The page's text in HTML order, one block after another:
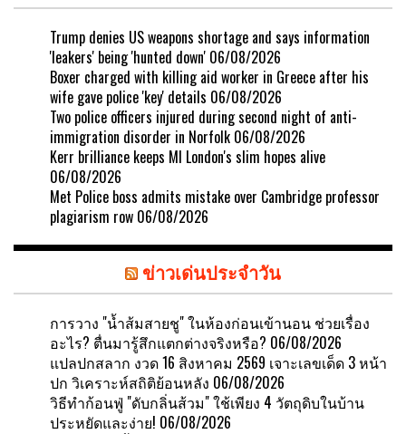
Trump denies US weapons shortage and says information
'leakers' being 'hunted down' 06/08/2026
Boxer charged with killing aid worker in Greece after his
wife gave police 'key' details 06/08/2026
Two police officers injured during second night of anti-
immigration disorder in Norfolk 06/08/2026
Kerr brilliance keeps MI London's slim hopes alive
06/08/2026
Met Police boss admits mistake over Cambridge professor
plagiarism row 06/08/2026
ข่าวเด่นประจำวัน
การวาง "น้ำส้มสายชู" ในห้องก่อนเข้านอน ช่วยเรื่อง
อะไร? ตื่นมารู้สึกแตกต่างจริงหรือ? 06/08/2026
แปลปกสลาก งวด 16 สิงหาคม 2569 เจาะเลขเด็ด 3 หน้า
ปก วิเคราะห์สถิติย้อนหลัง 06/08/2026
วิธีทำก้อนฟู่ "ดับกลิ่นส้วม" ใช้เพียง 4 วัตถุดิบในบ้าน
ประหยัดและง่าย! 06/08/2026